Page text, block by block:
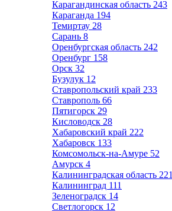
Карагандинская область 243
Караганда 194
Темиртау 28
Сарань 8
Оренбургская область 242
Оренбург 158
Орск 32
Бузулук 12
Ставропольский край 233
Ставрополь 66
Пятигорск 29
Кисловодск 28
Хабаровский край 222
Хабаровск 133
Комсомольск-на-Амуре 52
Амурск 4
Калининградская область 221
Калининград 111
Зеленоградск 14
Светлогорск 12